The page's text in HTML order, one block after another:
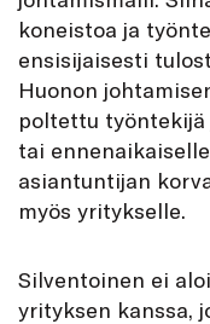
koneistoa ja
ensisijaisesti
Huonon
poltettu työntekijä
tai
asiantuntijan
myös yritykselle.
Silventoinen ei
yrityksen kanssa,